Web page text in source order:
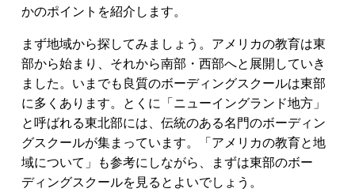
かのポイントを紹介します。
まず地域から探してみましょう。アメリカの教育は東
部から始まり、それから南部・西部へと展開していき
ました。いまでも良質のボーディングスクールは東部
に多くあります。とくに「ニューイングランド地方」
と呼ばれる東北部には、伝統のある名門のボーディン
グスクールが集まっています。「アメリカの教育と地
域について」も参考にしながら、まずは東部のボー
ディングスクールを見るとよいでしょう。